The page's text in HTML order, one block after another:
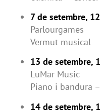
7 de setembre,
Parlourgames
Vermut musical
13 de setembre,
LuMar Music
Piano i bandura
14 de setembre,